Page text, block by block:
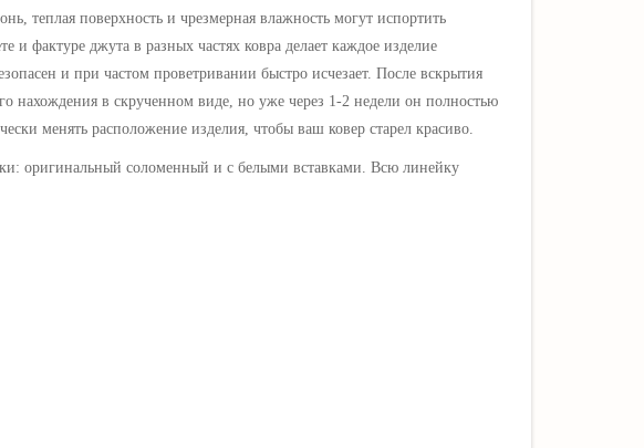
теплая поверхность и чрезмерная влажность могут испортить
и фактуре джута в разных частях ковра делает каждое изделие
и при частом проветривании быстро исчезает. После вскрытия
нахождения в скрученном виде, но уже через 1-2 недели он полностью
менять расположение изделия, чтобы ваш ковер старел красиво.
оригинальный соломенный и с белыми вставками. Всю линейку